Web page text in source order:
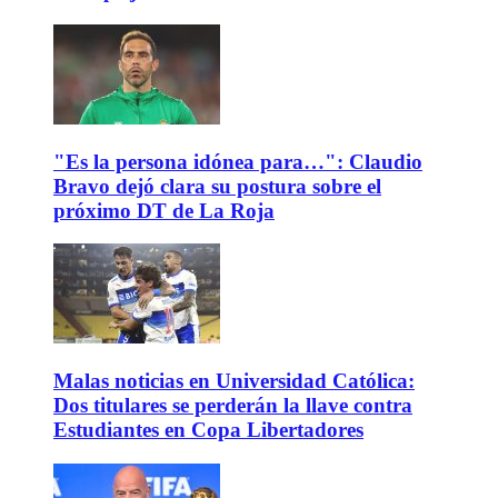
"Es la persona idónea para…": Claudio
Bravo dejó clara su postura sobre el
próximo DT de La Roja
Malas noticias en Universidad Católica:
Dos titulares se perderán la llave contra
Estudiantes en Copa Libertadores